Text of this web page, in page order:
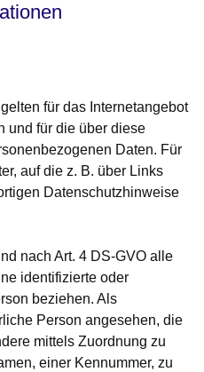
für das Internetangebot
und für die über diese
Daten. Für
auf die z. B. über Links
Datenschutzhinweise
nach Art. 4 DS-GVO alle
identifizierte oder
beziehen. Als
Person angesehen, die
mittels Zuordnung zu
einer Kennummer, zu